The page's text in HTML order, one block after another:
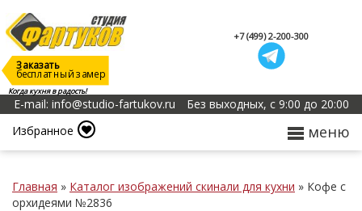
Когда кухня в радость!
Заказать
бесплатный замер
+7 (499) 2-200-300
E-mail: info@studio-fartukov.ru
Без выходных, с 9:00 до 20:00
Избранное
меню
Главная » Каталог изображений скинали для кухни » Кофе с
орхидеями №2836